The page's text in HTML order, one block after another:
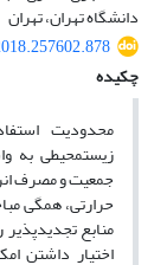
دانشگاه تهران، تهران
چکیده
محدودیت
زیست‏محیطی به
جمعیت و مصرف
حرارتی، همگی
منابع
اختیار داشتن